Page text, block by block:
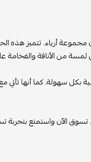
مجموعة أزياء. تتميز
لمسة من الأناقة
بكل سهولة. كما أنها
. تسوق الآن واستمتع